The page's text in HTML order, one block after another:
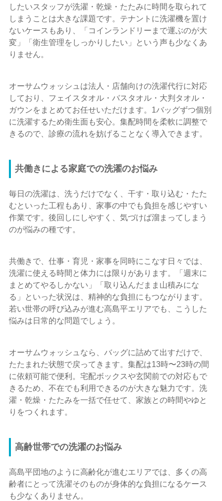
したいスタッフが洗濯・乾燥・たたみに時間を取られて
しまうことは大きな課題です。テナントに洗濯機を置け
ないケースもあり、「コインランドリーまで運ぶのが大
変」「衛生管理をしっかりしたい」という声も少なくあ
りません。
オーサムウォッシュは法人・店舗向けの洗濯代行に対応
しており、フェイスタオル・バスタオル・大判タオル・
ガウンをまとめてお任せいただけます。1バッグずつ個別
に洗濯するため衛生面も安心。集配時間を柔軟に調整で
きるので、診療の流れを妨げることなく導入できます。
共働きによる家庭での洗濯のお悩み
毎日の洗濯は、洗うだけでなく、干す・取り込む・たた
むといった工程もあり、家事の中でも負担を感じやすい
作業です。後回しにしやすく、気づけば溜まってしまう
のが悩みの種です。
共働きで、仕事・育児・家事を同時にこなす日々では、
洗濯に使える時間と体力には限りがあります。「週末に
まとめてやるしかない」「取り込んだまま山積みにな
る」といった状況は、精神的な負担にもつながります。
若い世帯の呼び込みが進む高島平エリアでも、こうした
悩みは日常的な問題でしょう。
オーサムウォッシュなら、バッグに詰めて出すだけで、
たたまれた状態で戻ってきます。集配は13時〜23時の間
に依頼可能で便利。宅配ボックスや玄関前での対応もで
きるため、不在でも利用できるのが大きな魅力です。洗
濯・乾燥・たたみを一括で任せて、家族との時間やゆと
りをつくれます。
高齢世帯での洗濯のお悩み
高島平団地のように高齢化が進むエリアでは、多くの高
齢者にとって洗濯そのものが身体的な負担になるケース
も少なくありません。